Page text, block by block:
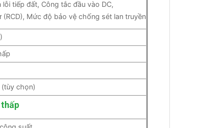
tiếp đất, Công tắc đầu vào DC,
Mức độ bảo vệ chống sét lan truyền
(tùy chọn)
thấp